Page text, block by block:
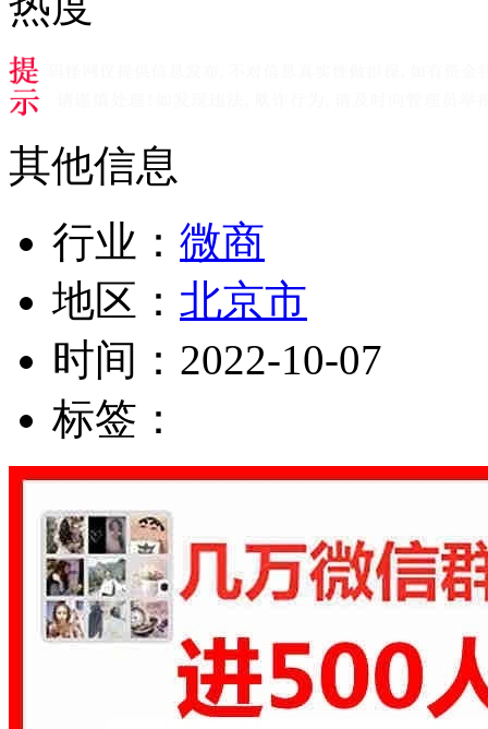
其他信息
行业： 微商
地区： 北京市
时间： 2022-10-07
标签：